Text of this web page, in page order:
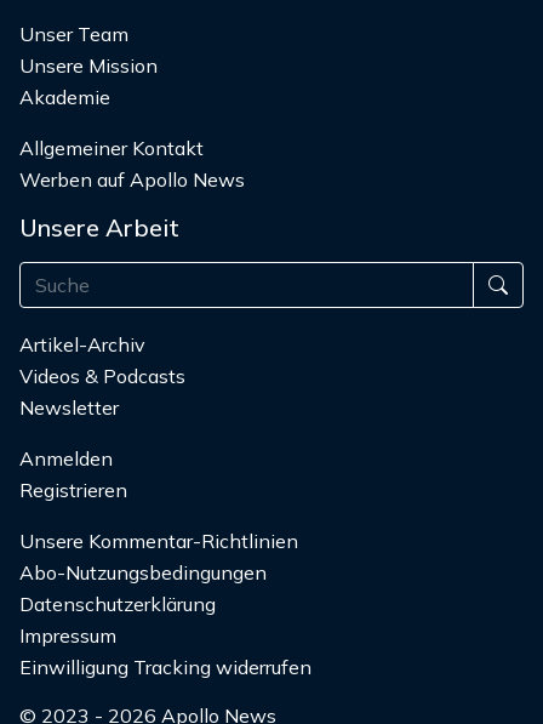
Unser Team
Unsere Mission
Akademie
Allgemeiner Kontakt
Werben auf Apollo News
Unsere Arbeit
Artikel-Archiv
Videos & Podcasts
Newsletter
Anmelden
Registrieren
Unsere Kommentar-Richtlinien
Abo-Nutzungsbedingungen
Datenschutzerklärung
Impressum
Einwilligung Tracking widerrufen
© 2023 - 2026 Apollo News